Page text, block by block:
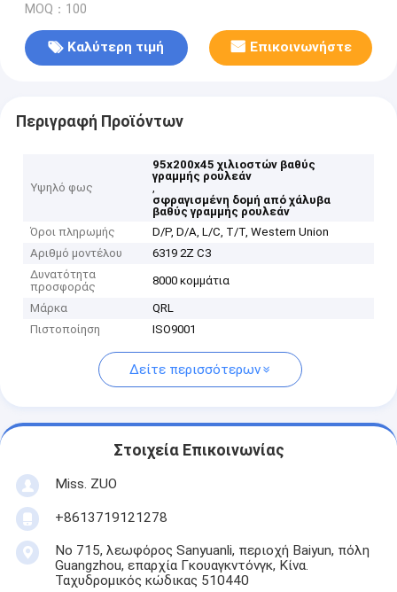
MOQ：100
Καλύτερη τιμή Επικοινωνήστε
Περιγραφή Προϊόντων
Υψηλό φως
95x200x45 χιλιοστών βαθύς
γραμμής ρουλεάν
,
σφραγισμένη δομή από χάλυβα
βαθύς γραμμής ρουλεάν
Όροι πληρωμής
D/P, D/A, L/C, T/T, Western Union
Αριθμό μοντέλου
6319 2Z C3
Δυνατότητα
προσφοράς
8000 κομμάτια
Μάρκα
QRL
Πιστοποίηση
ISO9001
Δείτε περισσότερων
Στοιχεία Επικοινωνίας
Miss. ZUO
+8613719121278
Νο 715, λεωφόρος Sanyuanli, περιοχή Baiyun, πόλη
Guangzhou, επαρχία Γκουαγκντόνγκ, Κίνα.
Ταχυδρομικός κώδικας 510440